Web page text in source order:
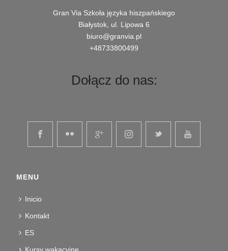
Gran Via Szkoła języka hiszpańskiego
Białystok, ul. Lipowa 6
biuro@granvia.pl
+48733800499
Dołącz do nas:
MENU
Inicio
Kontakt
ES